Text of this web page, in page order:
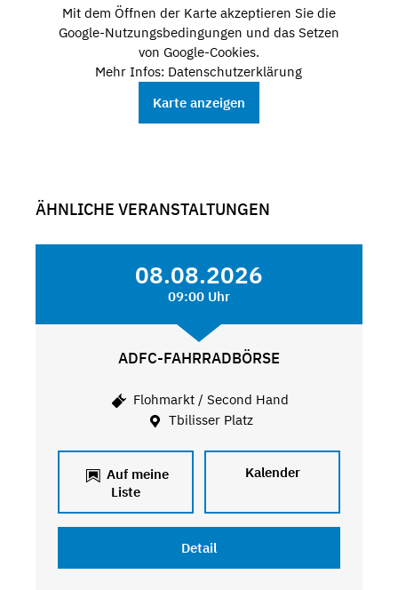
Mit dem Öffnen der Karte akzeptieren Sie die
Google-Nutzungsbedingungen und das Setzen
von Google-Cookies.
Mehr Infos: Datenschutzerklärung
Karte anzeigen
ÄHNLICHE VERANSTALTUNGEN
08.08.2026
09:00 Uhr
ADFC-FAHRRADBÖRSE
Flohmarkt / Second Hand
Tbilisser Platz
Auf meine
Liste
Kalender
Detail